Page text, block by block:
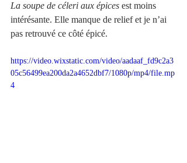
La soupe de céleri aux épices est moins
intérésante. Elle manque de relief et je n’ai
pas retrouvé ce côté épicé.
https://video.wixstatic.com/video/aadaaf_fd9c2a3
05c56499ea200da2a4652dbf7/1080p/mp4/file.mp
4